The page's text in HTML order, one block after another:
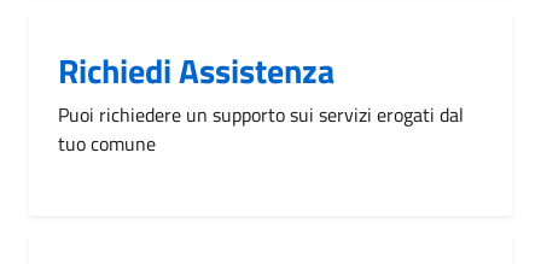
Richiedi Assistenza
Puoi richiedere un supporto sui servizi erogati dal
tuo comune